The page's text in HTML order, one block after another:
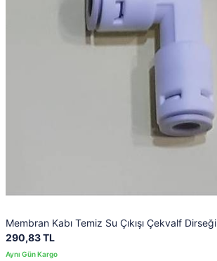
Membran Kabı Temiz Su Çıkışı Çekvalf Dirseği
290,83 TL